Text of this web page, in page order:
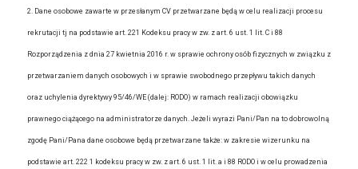
2. Dane osobowe zawarte w przesłanym CV przetwarzane będą w celu realizacji procesu
rekrutacji tj na podstawie art. 221 Kodeksu pracy w zw. z art. 6 ust. 1 lit. C i 88
Rozporządzenia z dnia 27 kwietnia 2016 r. w sprawie ochrony osób fizycznych w związku z
przetwarzaniem danych osobowych i w sprawie swobodnego przepływu takich danych
oraz uchylenia dyrektywy 95/46/WE (dalej: RODO) w ramach realizacji obowiązku
prawnego ciążącego na administratorze danych. Jeżeli wyrazi Pani/Pan na to dobrowolną
zgodę Pani/Pana dane osobowe będą przetwarzane także: w zakresie wizerunku na
podstawie art. 222 1 kodeksu pracy w zw. z art. 6 ust. 1 lit. a i 88 RODO i w celu prowadzenia